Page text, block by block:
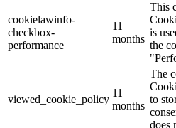
cookielawinfo-
checkbox-
performance
11
months
This
is
the
viewed_cookie_policy
11
months
The
to
does